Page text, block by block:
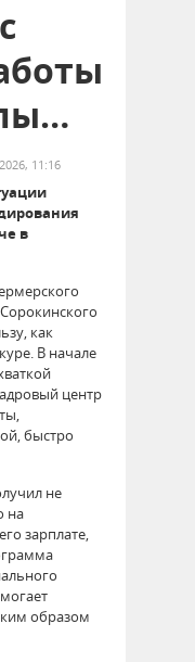
11:16
в
как
В начале
центр
быстро
не
на
зарплате,
образом